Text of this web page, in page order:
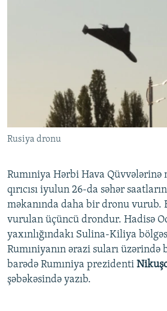
Rusiya dronu
Rumıniya Hərbi Hava Qüvvələrinə
qırıcısı iyulun 26-da səhər
məkanında daha bir dronu vurub.
vurulan üçüncü drondur. Hadisə
yaxınlığındakı Sulina-Kiliya
Rumıniyanın ərazi suları üzərində
barədə Rumıniya prezidenti
şəbəkəsində yazıb.